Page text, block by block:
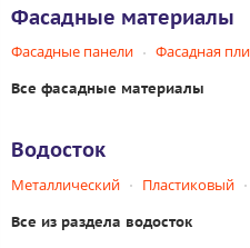
Фасадные материалы
Фасадные панели Фасадная
Все фасадные материалы
Водосток
Металлический Пластиковый
Все из раздела водосток